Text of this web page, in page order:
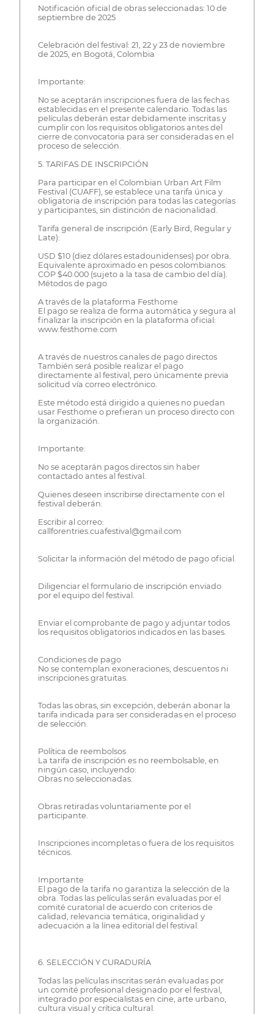
Notificación oficial de obras seleccionadas: 10 de
septiembre de 2025
Celebración del festival: 21, 22 y 23 de noviembre
de 2025, en Bogotá, Colombia
Importante:
No se aceptarán inscripciones fuera de las fechas
establecidas en el presente calendario. Todas las
películas deberán estar debidamente inscritas y
cumplir con los requisitos obligatorios antes del
cierre de convocatoria para ser consideradas en el
proceso de selección.
5. TARIFAS DE INSCRIPCIÓN
Para participar en el Colombian Urban Art Film
Festival (CUAFF), se establece una tarifa única y
obligatoria de inscripción para todas las categorías
y participantes, sin distinción de nacionalidad.
Tarifa general de inscripción (Early Bird, Regular y
Late):
USD $10 (diez dólares estadounidenses) por obra.
Equivalente aproximado en pesos colombianos:
COP $40.000 (sujeto a la tasa de cambio del día).
Métodos de pago
A través de la plataforma Festhome
El pago se realiza de forma automática y segura al
finalizar la inscripción en la plataforma oficial:
www.festhome.com
A través de nuestros canales de pago directos
También será posible realizar el pago
directamente al festival, pero únicamente previa
solicitud vía correo electrónico.
Este método está dirigido a quienes no puedan
usar Festhome o prefieran un proceso directo con
la organización.
Importante:
No se aceptarán pagos directos sin haber
contactado antes al festival.
Quienes deseen inscribirse directamente con el
festival deberán:
Escribir al correo:
callforentries.cuafestival@gmail.com
Solicitar la información del método de pago oficial.
Diligenciar el formulario de inscripción enviado
por el equipo del festival.
Enviar el comprobante de pago y adjuntar todos
los requisitos obligatorios indicados en las bases.
Condiciones de pago
No se contemplan exoneraciones, descuentos ni
inscripciones gratuitas.
Todas las obras, sin excepción, deberán abonar la
tarifa indicada para ser consideradas en el proceso
de selección.
Política de reembolsos
La tarifa de inscripción es no reembolsable, en
ningún caso, incluyendo:
Obras no seleccionadas.
Obras retiradas voluntariamente por el
participante.
Inscripciones incompletas o fuera de los requisitos
técnicos.
Importante
El pago de la tarifa no garantiza la selección de la
obra. Todas las películas serán evaluadas por el
comité curatorial de acuerdo con criterios de
calidad, relevancia temática, originalidad y
adecuación a la línea editorial del festival.
6. SELECCIÓN Y CURADURÍA
Todas las películas inscritas serán evaluadas por
un comité profesional designado por el festival,
integrado por especialistas en cine, arte urbano,
cultura visual y crítica cultural.